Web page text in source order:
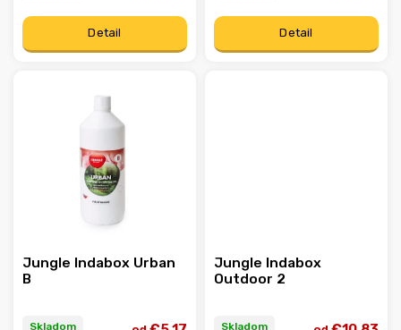
Detail Detail
Jungle Indabox Urban
B
Skladom
Jungle Indabox
Outdoor 2
Skladom